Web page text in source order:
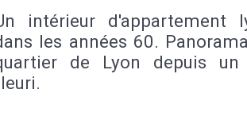
intérieur d'appartement
les années 60.
de Lyon depuis un